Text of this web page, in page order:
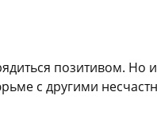
позитивом. Но
с другими